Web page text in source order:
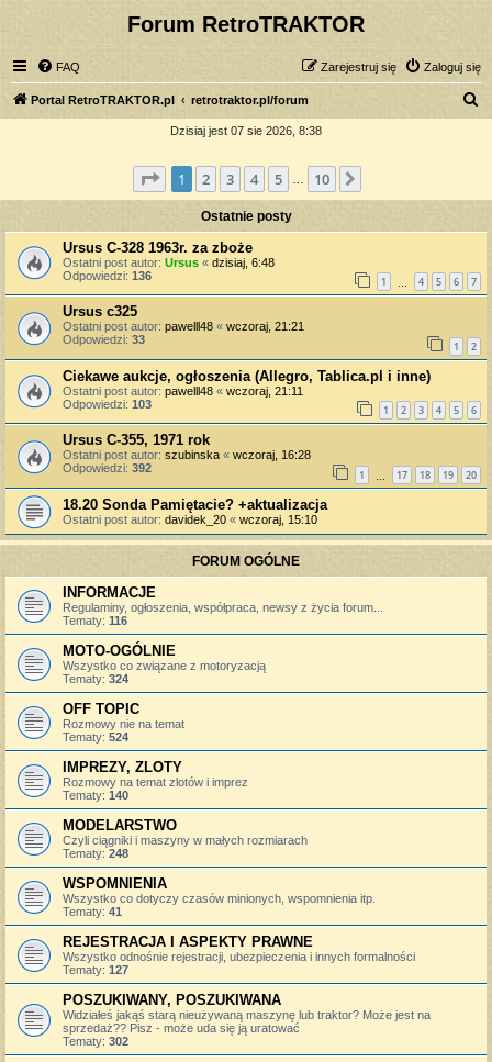
Forum RetroTRAKTOR
FAQ Zaloguj się
Zarejestruj się
Portal RetroTRAKTOR.pl retrotraktor.pl/forum
a
j
Dzisiaj jest 07 sie 2026, 8:38
Strona z10
1 2 3 4 5 10
Ostatnie posty
Ursus C-328 1963r. za zboże
Ostatni post autor: Ursus « dzisiaj, 6:48
Odpowiedzi: 136 1 4 5 6 7
Ursus c325
Ostatni post autor: pawelll48 « wczoraj, 21:21
Odpowiedzi: 33 1 2
Ciekawe aukcje, ogłoszenia (Allegro, Tablica.pl i inne)
Ostatni post autor: pawelll48 « wczoraj, 21:11
Odpowiedzi: 103 1 2 3 4 5 6
Ursus C-355, 1971 rok
Ostatni post autor: szubinska « wczoraj, 16:28
Odpowiedzi: 392 1 17 18 19 20
18.20 Sonda Pamiętacie? +aktualizacja
Ostatni post autor: davidek_20 « wczoraj, 15:10
FORUM OGÓLNE
INFORMACJE
Regulaminy, ogłoszenia, współpraca, newsy z życia forum...
Tematy: 116
MOTO-OGÓLNIE
Wszystko co związane z motoryzacją
Tematy: 324
OFF TOPIC
Rozmowy nie na temat
Tematy: 524
IMPREZY, ZLOTY
Rozmowy na temat zlotów i imprez
Tematy: 140
MODELARSTWO
Czyli ciągniki i maszyny w małych rozmiarach
Tematy: 248
WSPOMNIENIA
Wszystko co dotyczy czasów minionych, wspomnienia itp.
Tematy: 41
REJESTRACJA I ASPEKTY PRAWNE
Wszystko odnośnie rejestracji, ubezpieczenia i innych formalności
Tematy: 127
POSZUKIWANY, POSZUKIWANA
Widziałeś jakąś starą nieużywaną maszynę lub traktor? Może jest na
sprzedaż?? Pisz - może uda się ją uratować
Tematy: 302